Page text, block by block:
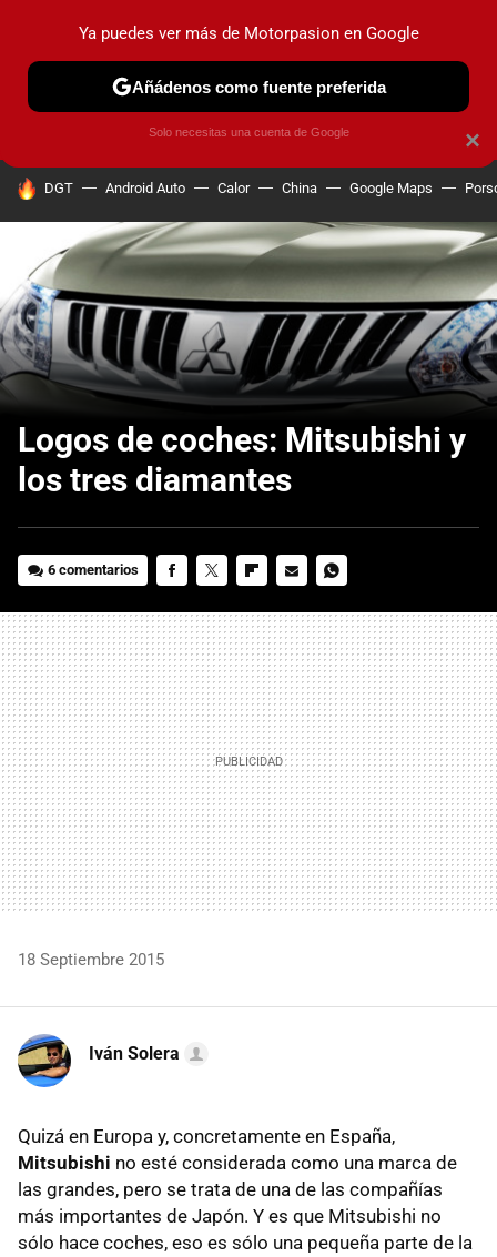
PRUEBAS COCHES ELÉCTRICOS OBSERVATORIO
HOY SE HABLA DE
DGT Android Auto Calor China Google Maps
Logos de coches: Mitsubishi y
los tres diamantes
6 comentarios
MAIL
18 Septiembre 2015
Iván Solera
Quizá en Europa y, concretamente en España,
Mitsubishi no esté considerada como una marca de
las grandes, pero se trata de una de las compañías
más importantes de Japón. Y es que Mitsubishi no
sólo hace coches, eso es sólo una pequeña parte de la
×
Ya puedes ver más de Motorpasion en Google
Añádenos como fuente preferida
Solo necesitas una cuenta de Google